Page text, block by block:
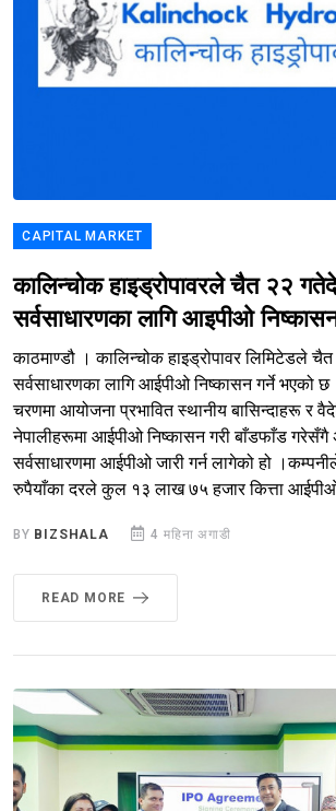
CAPITAL MARKET
कालिन्चोक हाइड्रोपावरले चैत २२
सर्वसाधारणका लागि आइपीओ
काठमाण्डौ । कालिन्चोक हाइड्रोपावर लिमिटेडले
सर्वसाधारणका लागि आईपीओ निष्कासन गर्ने भएको
चरणमा आयोजना प्रभावित स्थानीय बासिन्दाहरू र
नेपालीहरूमा आईपीओ निष्कासन गरी बाँडफाँड गरेसँगै
सर्वसाधारणमा आईपीओ जारी गर्न लागेको हो
रुपैयाँका दरले कुल १३ लाख ७५ हजार कित्ता
BY BIZSHALA 4 महिना अगाडी
READ MORE